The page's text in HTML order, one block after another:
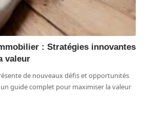
: Stratégies innovantes
valeur
de nouveaux défis et opportunités
guide complet pour maximiser la valeur